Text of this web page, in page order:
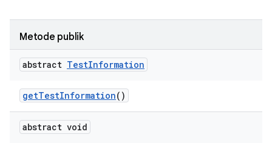
Metode publik
abstract TestInformation
getTestInformation()
abstract void